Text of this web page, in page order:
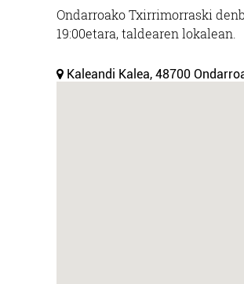
Ondarroako Txirrimorraski
19:00etara, taldearen lokalean.
Kaleandi Kalea, 48700